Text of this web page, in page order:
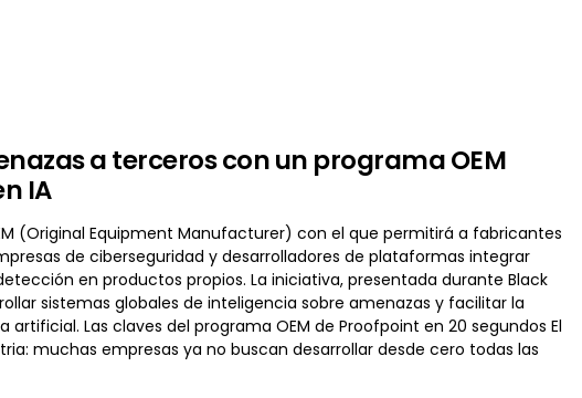
a terceros con un programa OEM
IA
(Original Equipment Manufacturer) con el que permitirá a fabricantes
de ciberseguridad y desarrolladores de plataformas integrar
en productos propios. La iniciativa, presentada durante Black
sistemas globales de inteligencia sobre amenazas y facilitar la
Las claves del programa OEM de Proofpoint en 20 segundos El
muchas empresas ya no buscan desarrollar desde cero todas las